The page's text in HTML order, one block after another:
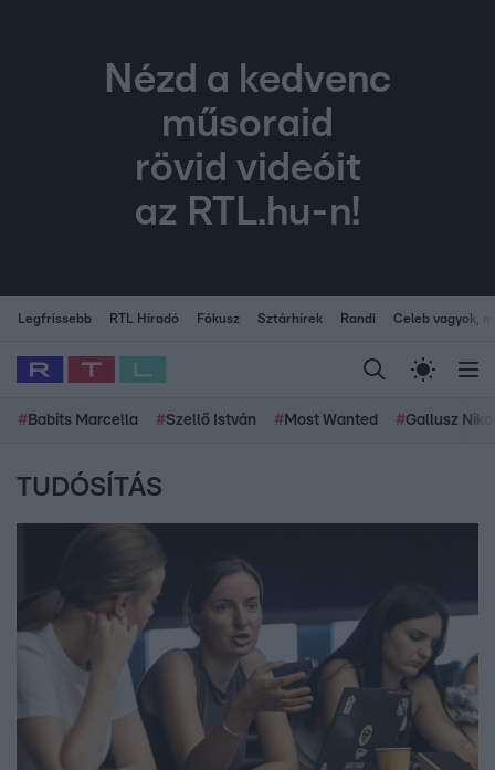
Nézd a kedvenc
műsoraid
rövid videóit
az RTL.hu-n!
Legfrissebb RTL Híradó Fókusz Sztárhírek Randi Celeb vagyok,
# Babits Marcella #Szellő István # Most Wanted #Gallusz
TUDÓSÍTÁS